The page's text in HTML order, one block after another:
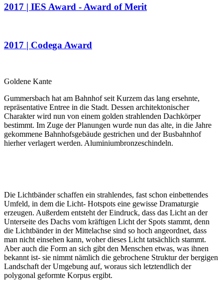
2017 | IES Award - Award of Merit
2017 | Codega Award
Goldene Kante
Gummersbach hat am Bahnhof seit Kurzem das lang ersehnte,
repräsentative Entree in die Stadt. Dessen architektonischer
Charakter wird nun von einem golden strahlenden Dachkörper
bestimmt. Im Zuge der Planungen wurde nun das alte, in die Jahre
gekommene Bahnhofsgebäude gestrichen und der Busbahnhof
hierher verlagert werden. Aluminiumbronzeschindeln.
Die Lichtbänder schaffen ein strahlendes, fast schon einbettendes
Umfeld, in dem die Licht- Hotspots eine gewisse Dramaturgie
erzeugen. Außerdem entsteht der Eindruck, dass das Licht an der
Unterseite des Dachs vom kräftigen Licht der Spots stammt, denn
die Lichtbänder in der Mittelachse sind so hoch angeordnet, dass
man nicht einsehen kann, woher dieses Licht tatsächlich stammt.
Aber auch die Form an sich gibt den Menschen etwas, was ihnen
bekannt ist- sie nimmt nämlich die gebrochene Struktur der bergigen
Landschaft der Umgebung auf, woraus sich letztendlich der
polygonal geformte Korpus ergibt.